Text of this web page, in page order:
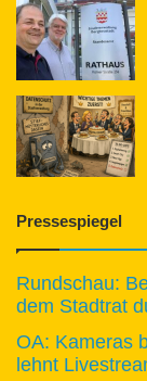
Pressespiegel
Rundschau:
dem Stadtrat
OA: Kameras
lehnt